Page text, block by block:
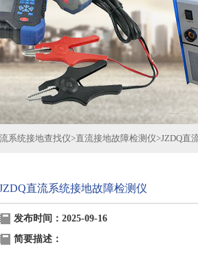
系统接地查找仪>直流接地故障检测仪>JZDQ直
直流系统接地故障检测仪
发布时间：2025-09-16
简要描述：